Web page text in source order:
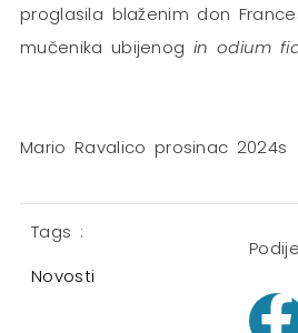
proglasila blaženim don
mučenika ubijenog in odium
Mario Ravalico prosinac 2024s
Tags :
Novosti